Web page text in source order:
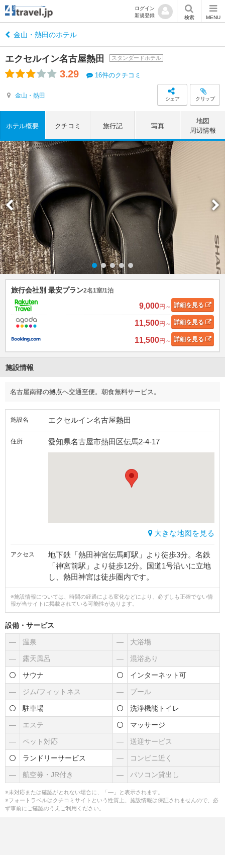
ログイン
新規登録
検索 MENU
金山・熱田のホテル
エクセルイン名古屋熱田 スタンダードホテル
3.29 16件のクチコミ
金山・熱田 シェア クリップ
ホテル概要 クチコミ 旅行記 写真
地図
周辺情報
旅行会社別 最安プラン2名1室/1泊
9,000円～ 詳細を見る
11,500円～ 詳細を見る
11,500円～ 詳細を見る
施設情報
名古屋南部の拠点へ交通至便。朝食無料サービス。
施設名 エクセルイン名古屋熱田
住所 愛知県名古屋市熱田区伝馬2-4-17
大きな地図を見る
アクセス
地下鉄「熱田神宮伝馬町駅」より徒歩3分。名鉄
「神宮前駅」より徒歩12分。国道1号沿いに立地
し、熱田神宮は徒歩圏内です。
※施設情報については、時間の経過による変化などにより、必ずしも正確でない情
報が当サイトに掲載されている可能性があります。
設備・サービス
― 温泉 ― 大浴場
― 露天風呂 ― 混浴あり
サウナ インターネット可
― ジム/フィットネス ― プール
駐車場 洗浄機能トイレ
― エステ マッサージ
― ペット対応 ― 送迎サービス
ランドリーサービス ― コンビニ近く
― 航空券・JR付き ― パソコン貸出し
※未対応または確認がとれない場合に、「―」と表示されます。
※フォートラベルはクチコミサイトという性質上、施設情報は保証されませんので、必
ず事前にご確認のうえご利用ください。